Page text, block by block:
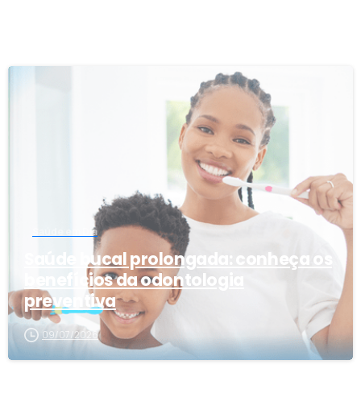
Saúde em Dia
Saúde bucal prolongada: conheça os
benefícios da odontologia
preventiva
09/07/2026